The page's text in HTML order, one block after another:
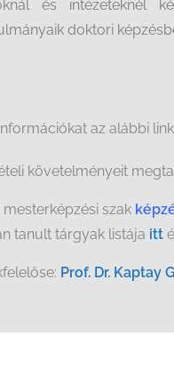
és intézeteknél
doktori
az alábbi
követelményeit
szak kép
tanult tárgyak listája itt
Prof. Dr. Kaptay